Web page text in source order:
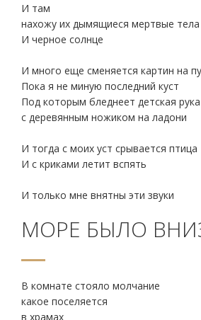
И там
нахожу их дымящиеся мертвые тела
И черное солнце
И много еще сменяется картин на
Пока я не миную последний куст
Под которым бледнеет детская рука
с деревянным ножиком на ладони
И тогда с моих уст срывается птица
И с криками летит вспять
И только мне внятны эти звуки
МОРЕ БЫЛО
В комнате стояло молчание
какое поселяется
в храмах